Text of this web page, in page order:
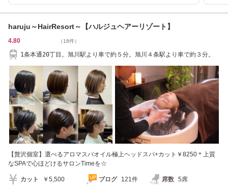
haruju～HairResort～【ハルジュヘアーリゾート】
4.80 （18件）
1条本通20丁目。旭川駅より車で約５分。旭川４条駅より車で約３分。
【贅沢個室】選べるアロマスパオイル極上ヘッドスパ+カット￥8250＊上質
なSPAで心ほどけるサロンTimeを☆
カット ￥5,500 ブログ 121件 席数 5席